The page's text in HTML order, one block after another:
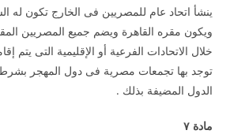
ينشأ اتحاد عام للمصريين فى الخارج تكون له
ويكون مقره القاهرة ويضم جميع المصريين
خلال الاتحادات الفرعية أو الإقليمية التى يتم
توجد بها تجمعات مصرية فى دول المهجر
الدول المضيفة بذلك .
مادة۷